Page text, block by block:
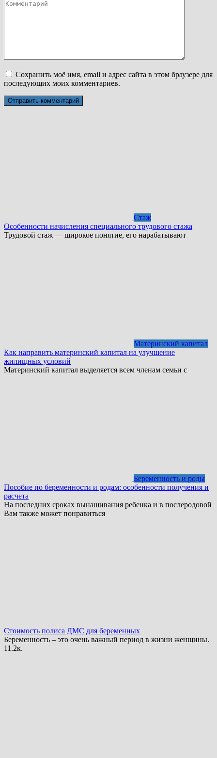
Сохранить моё имя, email и адрес сайта в этом браузере для
последующих моих комментариев.
Стаж
Особенности начисления специального трудового стажа
Трудовой стаж — широкое понятие, его нарабатывают
Материнский капитал
Как направить материнский капитал на улучшение
жилищных условий
Материнский капитал выделяется всем членам семьи с
Беременность и роды
Пособие по беременности и родам: особенности получения и
расчета
На последних сроках вынашивания ребенка и в послеродовой
Вам также может понравиться
Стоимость полиса ДМС для беременных
Беременность – это очень важный период в жизни женщины.
11.2к.